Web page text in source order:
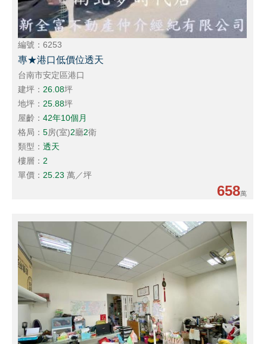
編號：6253
專★港口低價位透天
台南市安定區港口
建坪： 26.08坪
地坪： 25.88坪
屋齡：42年10個月
格局：5房(室)2廳2衛
類型：透天
樓層： 2
單價： 25.23 萬／坪
658萬